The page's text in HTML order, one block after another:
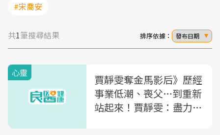
#宋喬安
共1筆搜尋結果 排序依據： 發布日期
心靈
賈靜雯奪金馬影后》歷經
事業低潮、喪父…到重新
站起來！賈靜雯：盡力了